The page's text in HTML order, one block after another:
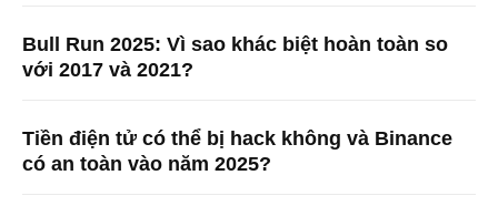
Bull Run 2025: Vì sao khác biệt hoàn toàn so
với 2017 và 2021?
Tiền điện tử có thể bị hack không và Binance
có an toàn vào năm 2025?